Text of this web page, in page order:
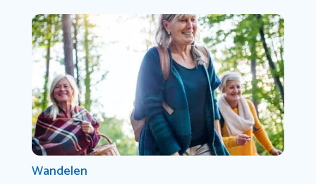
Wandelen